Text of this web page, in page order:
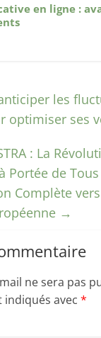
en ligne :
les
optimiser ses
: La
Portée de
Complète vers
→
ne sera pas
indiqués avec*